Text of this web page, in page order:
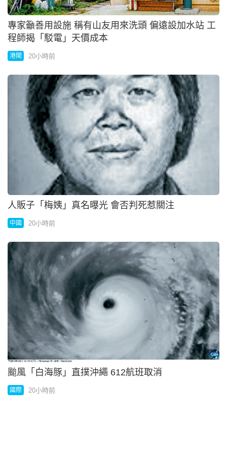
人販子「梅姨」真名曝光 會否判死惹關注
20小時前
颱風「白海豚」直撲沖繩 612航班取消
國際 20小時前
33清水灣搶閘登場短期應市